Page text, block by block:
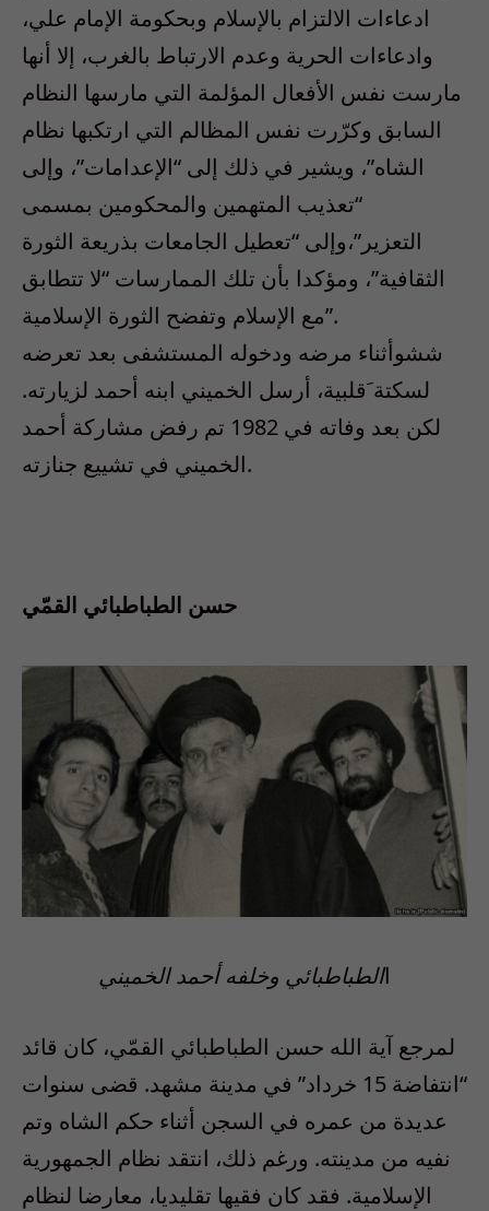
ادعاءات الالتزام بالإسلام وبحكومة الإمام علي،
وادعاءات الحرية وعدم الارتباط بالغرب، إلا أنها
مارست نفس الأفعال المؤلمة التي مارسها النظام
السابق وكرّرت نفس المظالم التي ارتكبها نظام
الشاه”، ويشير في ذلك إلى “الإعدامات”، وإلى
“تعذيب المتهمين والمحكومين بمسمى
التعزير”،وإلى “تعطيل الجامعات بذريعة الثورة
الثقافية”، ومؤكدا بأن تلك الممارسات “لا تتطابق
مع الإسلام وتفضح الثورة الإسلامية”.
ششوأثناء مرضه ودخوله المستشفى بعد تعرضه
لسكتة َقلبية، أرسل الخميني ابنه أحمد لزيارته.
لكن بعد وفاته في 1982 تم رفض مشاركة أحمد
الخميني في تشييع جنازته.
حسن الطباطبائي القمّي
االطباطبائي وخلفه أحمد الخميني
لمرجع آية الله حسن الطباطبائي القمّي، كان قائد
“انتفاضة 15 خرداد” في مدينة مشهد. قضى سنوات
عديدة من عمره في السجن أثناء حكم الشاه وتم
نفيه من مدينته. ورغم ذلك، انتقد نظام الجمهورية
الإسلامية. فقد كان فقيها تقليديا، معارضا لنظام